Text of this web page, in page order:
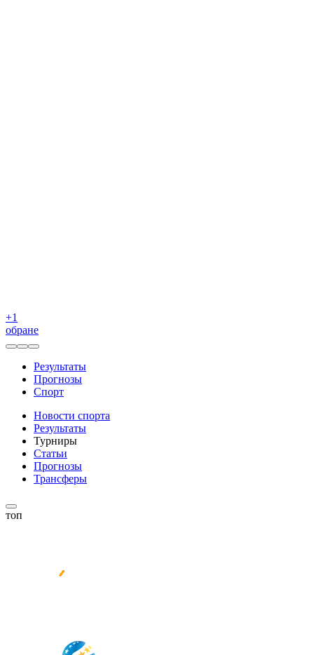
+1
обране
Результаты
Прогнозы
Спорт
Новости спорта
Результаты
Турниры
Статьи
Прогнозы
Трансферы
топ